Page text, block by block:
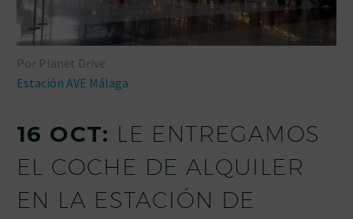
Por Planet Drive
Estación AVE Málaga
16 OCT: LE ENTREGAMOS
EL COCHE DE ALQUILER
EN LA ESTACIÓN DE